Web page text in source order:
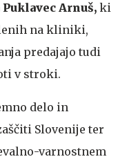
Arnuš, ki
na kliniki,
predajajo tudi
v stroki.
delo in
Slovenije ter
varnostnem